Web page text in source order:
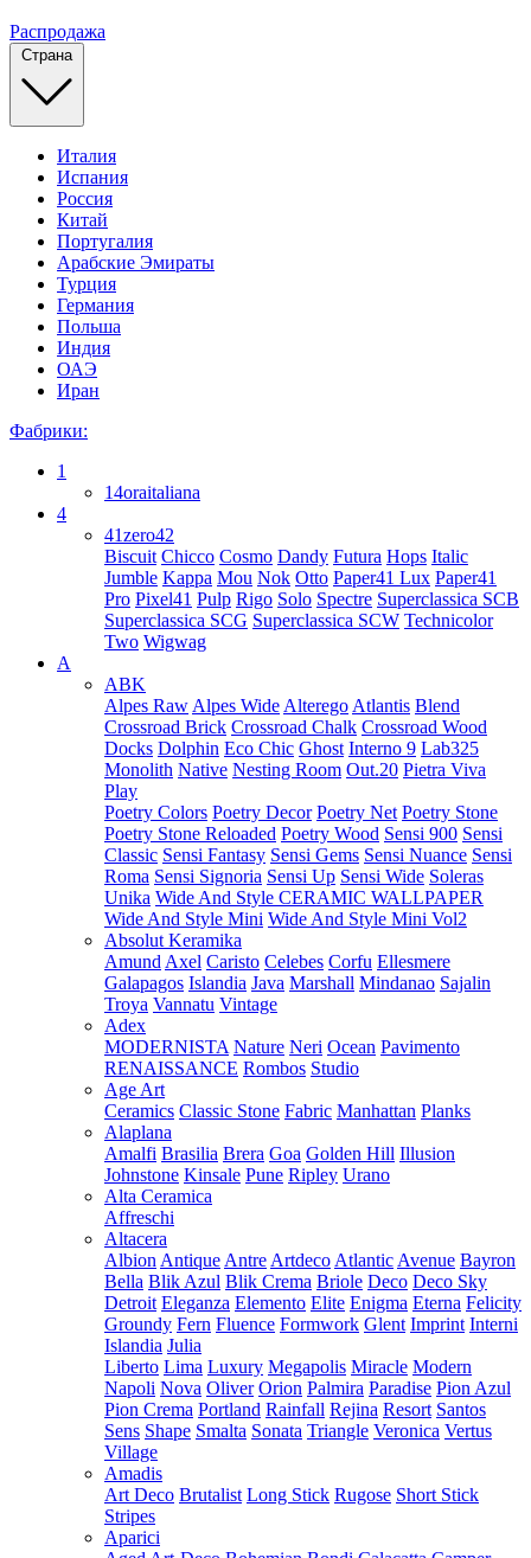
Распродажа
Страна
Италия
Испания
Россия
Китай
Португалия
Арабские Эмираты
Турция
Германия
Польша
Индия
ОАЭ
Иран
Фабрики:
1
14oraitaliana
4
41zero42
Biscuit Chicco Cosmo Dandy Futura Hops Italic
Jumble Kappa Mou Nok Otto Paper41 Lux Paper41
Pro Pixel41 Pulp Rigo Solo Spectre Superclassica SCB
Superclassica SCG Superclassica SCW Technicolor
Two Wigwag
A
ABK
Alpes Raw Alpes Wide Alterego Atlantis Blend
Crossroad Brick Crossroad Chalk Crossroad Wood
Docks Dolphin Eco Chic Ghost Interno 9 Lab325
Monolith Native Nesting Room Out.20 Pietra Viva
Play
Poetry Colors Poetry Decor Poetry Net Poetry Stone
Poetry Stone Reloaded Poetry Wood Sensi 900 Sensi
Classic Sensi Fantasy Sensi Gems Sensi Nuance Sensi
Roma Sensi Signoria Sensi Up Sensi Wide Soleras
Unika Wide And Style CERAMIC WALLPAPER
Wide And Style Mini Wide And Style Mini Vol2
Absolut Keramika
Amund Axel Caristo Celebes Corfu Ellesmere
Galapagos Islandia Java Marshall Mindanao Sajalin
Troya Vannatu Vintage
Adex
MODERNISTA Nature Neri Ocean Pavimento
RENAISSANCE Rombos Studio
Age Art
Ceramics Classic Stone Fabric Manhattan Planks
Alaplana
Amalfi Brasilia Brera Goa Golden Hill Illusion
Johnstone Kinsale Pune Ripley Urano
Alta Ceramica
Affreschi
Altacera
Albion Antique Antre Artdeco Atlantic Avenue Bayron
Bella Blik Azul Blik Crema Briole Deco Deco Sky
Detroit Eleganza Elemento Elite Enigma Eterna Felicity
Groundy Fern Fluence Formwork Glent Imprint Interni
Islandia Julia
Liberto Lima Luxury Megapolis Miracle Modern
Napoli Nova Oliver Orion Palmira Paradise Pion Azul
Pion Crema Portland Rainfall Rejina Resort Santos
Sens Shape Smalta Sonata Triangle Veronica Vertus
Village
Amadis
Art Deco Brutalist Long Stick Rugose Short Stick
Stripes
Aparici